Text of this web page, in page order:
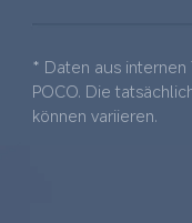
* Daten aus internen
POCO. Die
können variieren.